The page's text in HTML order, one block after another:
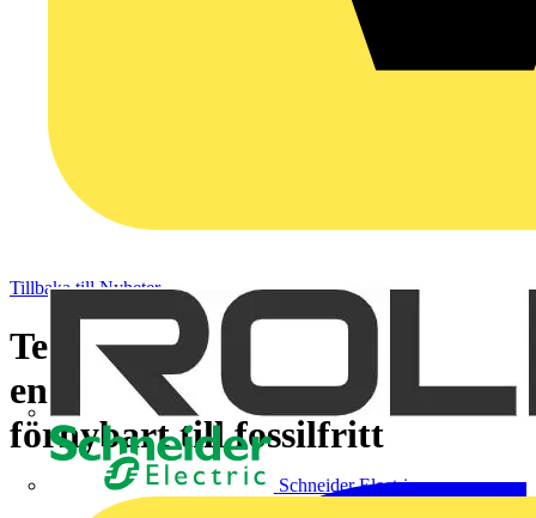
Schneider Electric
Tillbaka till Nyheter
Telge Energi breddar
energimixen – går från
förnybart till fossilfritt